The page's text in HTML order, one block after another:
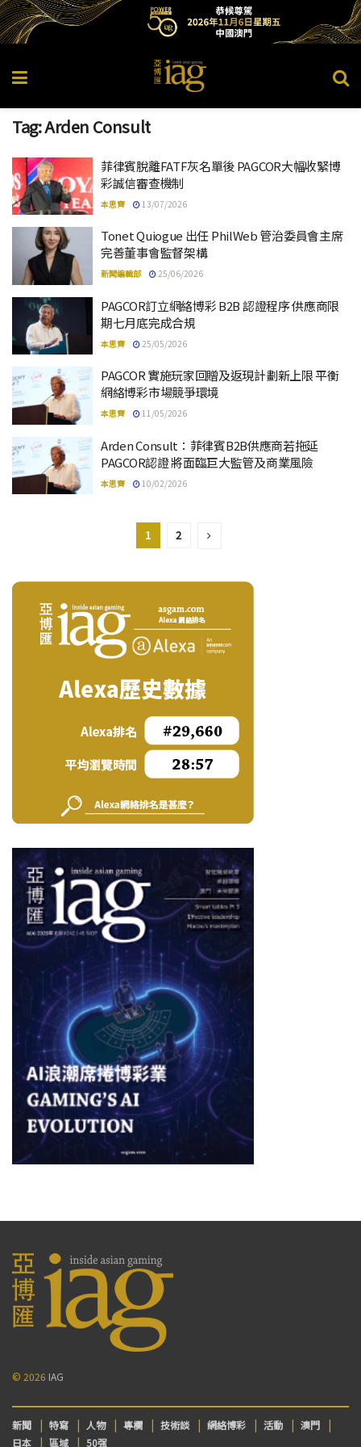
Tag:Arden Consult
菲律賓脫離FATF灰名單後 PAGCOR大幅收緊博
彩誠信審查機制
本思齊 13/07/2026
Tonet Quiogue 出任 PhilWeb 管治委員會主席
完善董事會監督架構
新聞編輯部 25/06/2026
PAGCOR訂立網絡博彩 B2B 認證程序 供應商限
期七月底完成合規
本思齊 25/05/2026
PAGCOR 實施玩家回贈及返現計劃新上限 平衡
網絡博彩市場競爭環境
本思齊 11/05/2026
Arden Consult：菲律賓B2B供應商若拖延
PAGCOR認證 將面臨巨大監管及商業風險
本思齊 10/02/2026
1 2
© 2026 IAG
新聞 特寫 人物 專欄 技術談 網絡博彩 活動
澳門
日本
區域 50强